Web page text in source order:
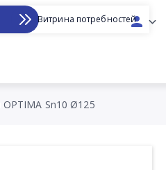
Витрина потребностей
Sn10 Ø125